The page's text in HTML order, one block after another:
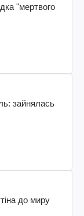
"мертвого
зайнялась
до миру